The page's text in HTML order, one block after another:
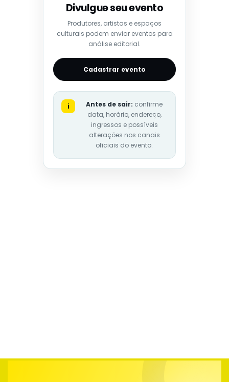
Divulgue seu evento
Produtores, artistas e espaços
culturais podem enviar eventos para
análise editorial.
Cadastrar evento
i Antes de sair: confirme
data, horário, endereço,
ingressos e possíveis
alterações nos canais
oficiais do evento.